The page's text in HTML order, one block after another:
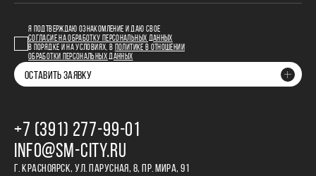
Я ПОДТВЕРЖДАЮ ОЗНАКОМЛЕНИЕ И ДАЮ СВОЕ
СОГЛАСИЕ НА ОБРАБОТКУ ПЕРСОНАЛЬНЫХ ДАННЫХ
В ПОРЯДКЕ И НА УСЛОВИЯХ, В
ПОЛИТИКЕ В ОТНОШЕНИИ
ОБРАБОТКИ ПЕРСОНАЛЬНЫХ ДАННЫХ
ОСТАВИТЬ ЗАЯВКУ
+7 (391) 277‒99‒01
INFO@SM-CITY.RU
Г. КРАСНОЯРСК, УЛ. ПАРУСНАЯ, 8, ПР. МИРА, 91